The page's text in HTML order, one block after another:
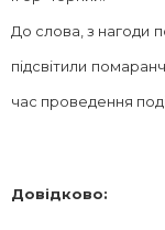
До слова, з нагоди
підсвітили
час проведення
Довідково: